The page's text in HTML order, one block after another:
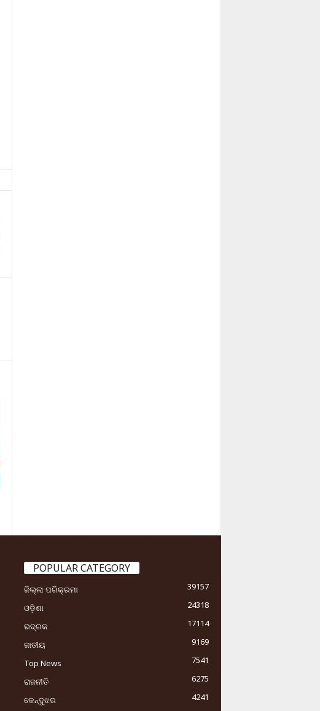
POPULAR CATEGORY
ଜିଲ୍ଲା ପରିକ୍ରମା
39157
ଓଡ଼ିଶା
24318
ଭଦ୍ରକ
17114
ଜାତୀୟ
9169
Top News
7541
ରାଜନୀତି
6275
କେନ୍ଦୁଝର
4241